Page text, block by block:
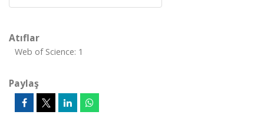
Atıflar
Web of Science: 1
Paylaş